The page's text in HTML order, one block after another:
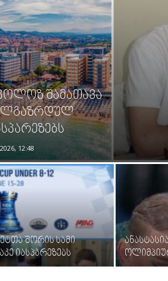
შამათავა
12:48
შორის სამი
იასპარეზებს